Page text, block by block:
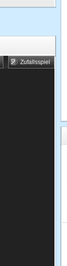
Zufallsspiel